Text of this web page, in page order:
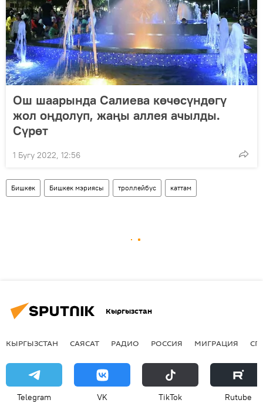
Ош шаарында Салиева көчөсүндөгү
жол оңдолуп, жаңы аллея ачылды.
Сүрөт
1 Бугу 2022, 12:56
Бишкек Бишкек мэриясы троллейбус каттам
Кыргызстан
КЫРГЫЗСТАН САЯСАТ РАДИО РОССИЯ МИГРАЦИЯ
Telegram VK ТikТоk Rutube